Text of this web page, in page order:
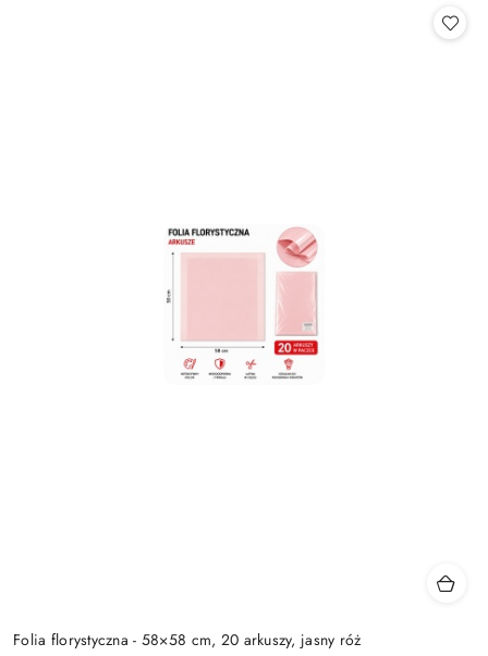
Folia florystyczna - 58×58 cm, 20 arkuszy, jasny róż